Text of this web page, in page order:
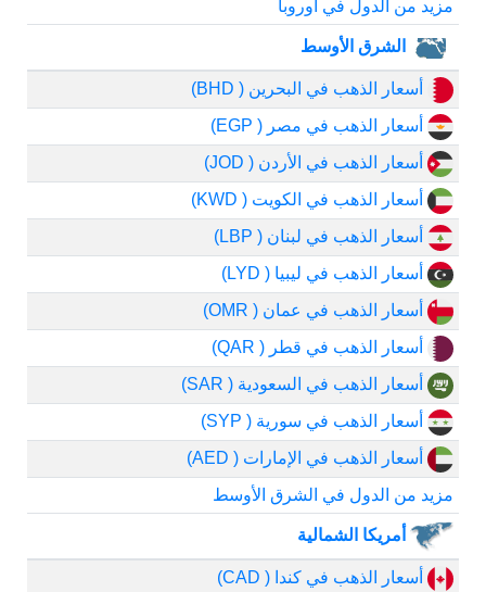
مزيد من الدول في أوروبا
الشرق الأوسط
أسعار الذهب في البحرين ( BHD)
أسعار الذهب في مصر ( EGP)
أسعار الذهب في الأردن ( JOD)
أسعار الذهب في الكويت ( KWD)
أسعار الذهب في لبنان ( LBP)
أسعار الذهب في ليبيا ( LYD)
أسعار الذهب في عمان ( OMR)
أسعار الذهب في قطر ( QAR)
أسعار الذهب في السعودية ( SAR)
أسعار الذهب في سورية ( SYP)
أسعار الذهب في الإمارات ( AED)
مزيد من الدول في الشرق الأوسط
أمريكا الشمالية
أسعار الذهب في كندا ( CAD)